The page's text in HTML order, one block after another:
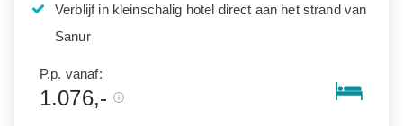
Verblijf in kleinschalig hotel direct aan het strand van
Sanur
P.p. vanaf:
1.076,-